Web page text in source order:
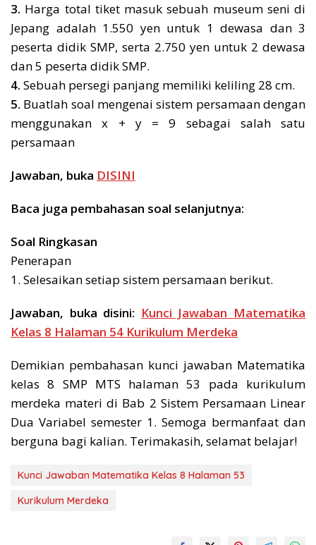
3. Harga total tiket masuk sebuah museum seni di
Jepang adalah 1.550 yen untuk 1 dewasa dan 3
peserta didik SMP, serta 2.750 yen untuk 2 dewasa
dan 5 peserta didik SMP.
4. Sebuah persegi panjang memiliki keliling 28 cm.
5. Buatlah soal mengenai sistem persamaan dengan
menggunakan x + y = 9 sebagai salah satu
persamaan
Jawaban, buka DISINI
Baca juga pembahasan soal selanjutnya:
Soal Ringkasan
Penerapan
1. Selesaikan setiap sistem persamaan berikut.
Jawaban, buka disini: Kunci Jawaban Matematika
Kelas 8 Halaman 54 Kurikulum Merdeka
Demikian pembahasan kunci jawaban Matematika
kelas 8 SMP MTS halaman 53 pada kurikulum
merdeka materi di Bab 2 Sistem Persamaan Linear
Dua Variabel semester 1. Semoga bermanfaat dan
berguna bagi kalian. Terimakasih, selamat belajar!
Kunci Jawaban Matematika Kelas 8 Halaman 53
Kurikulum Merdeka